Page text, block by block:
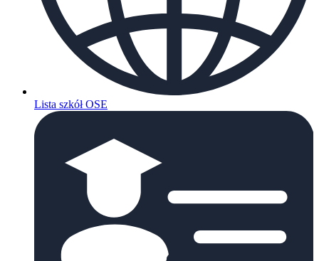
Lista szkół OSE